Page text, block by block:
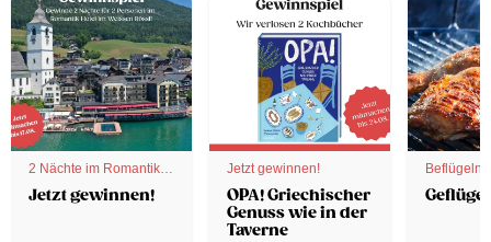
2 Nächte im Romantik
Hotel
Jetzt gewinnen!
Jetzt gewinnen!
OPA! Griechischer
Genuss wie in der
Taverne